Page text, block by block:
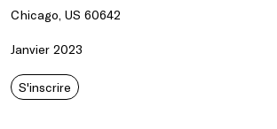
Chicago, US 60642
Janvier 2023
S'inscrire